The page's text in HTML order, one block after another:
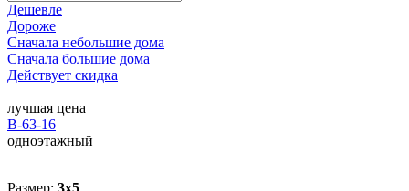
Дешевле
Дороже
Сначала небольшие дома
Сначала большие дома
Действует скидка
лучшая цена
В-63-16
одноэтажный
Размер: 3x5